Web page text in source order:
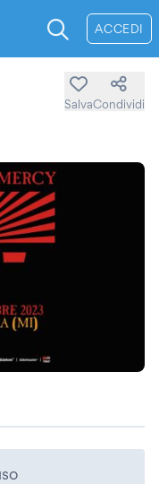
ACCEDI
SalvaCondividi